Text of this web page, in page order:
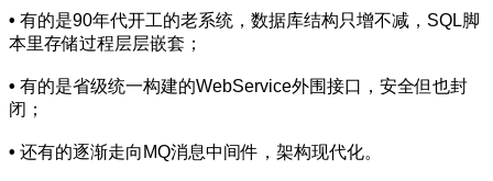
• 有的是90年代开工的老系统，数据库结构只增不减，SQL脚
本里存储过程层层嵌套；
• 有的是省级统一构建的WebService外围接口，安全但也封
闭；
• 还有的逐渐走向MQ消息中间件，架构现代化。